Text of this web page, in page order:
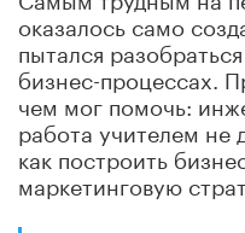
оказалось само
пытался
бизнес-процессах.
чем мог помочь:
работа учителем не
как построить
маркетинговую